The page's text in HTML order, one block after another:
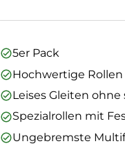
5er Pack
Hochwertige
Leises Gleiten
Spezialrollen mit
Ungebremste